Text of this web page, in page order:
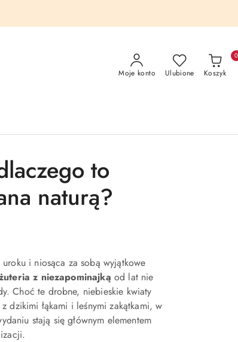
Moje konto Ulubione Koszyk
0
to
naturą?
uroku i niosąca za sobą wyjątkowe
z niezapominajką od lat nie
Choć te drobne, niebieskie kwiaty
dzikimi łąkami i leśnymi zakątkami, w
stają się głównym elementem